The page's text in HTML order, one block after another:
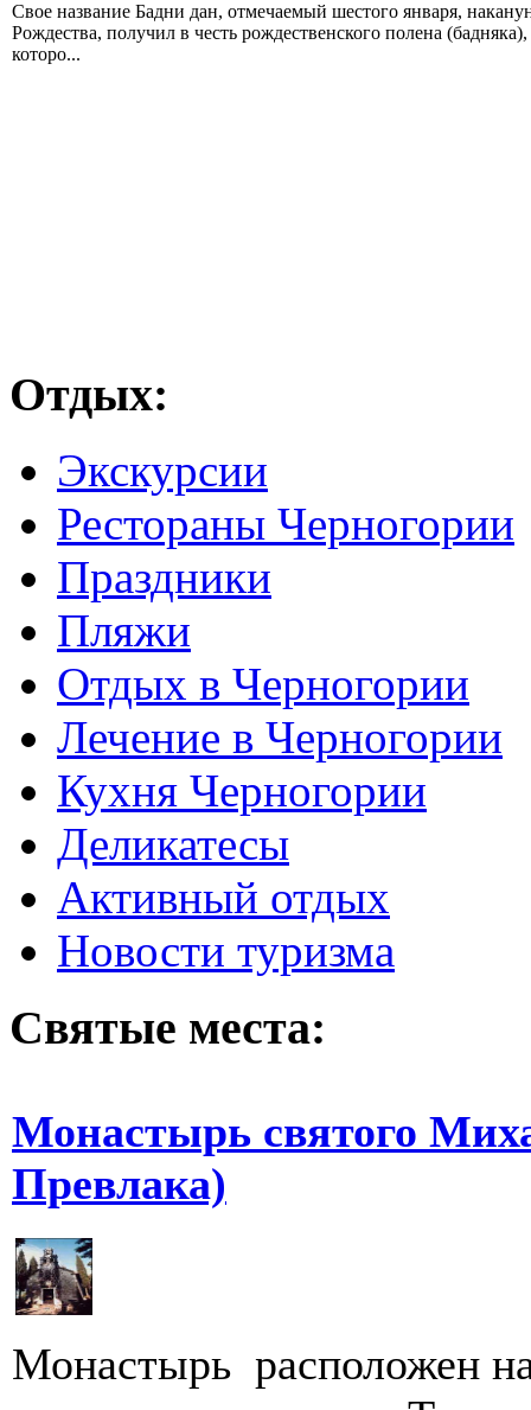
Свое название Бадни дан, отмечаемый шестого января,
Рождества, получил в честь рождественского полена (бадняка),
которо...
Отдых:
Экскурсии
Рестораны Черногории
Праздники
Пляжи
Отдых в Черногории
Лечение в Черногории
Кухня Черногории
Деликатесы
Активный отдых
Новости туризма
Святые места:
Монастырь святого
Превлака)
Монастырь расположен